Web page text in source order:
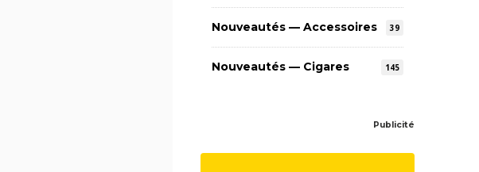
Nouveautés — Accessoires 39
Nouveautés — Cigares 145
Publicité